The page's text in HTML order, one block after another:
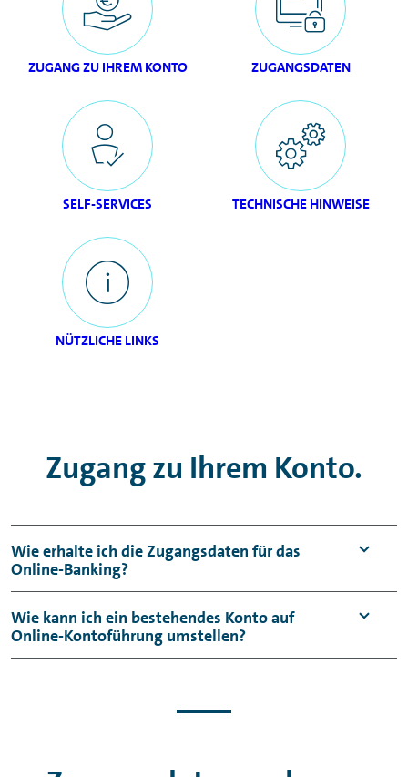
ZUGANG ZU IHREM KONTO ZUGANGSDATEN
SELF-SERVICES TECHNISCHE HINWEISE
NÜTZLICHE LINKS
Zugang zu Ihrem Konto.
Wie erhalte ich die Zugangsdaten für das
Online-Banking?
Sofern Sie noch keinenOnline-Banking-
Zugang bei uns haben, benötigen Sie für die
Erstanmeldung Ihren Aktivierungsbrief und
Wie kann ich ein bestehendes Konto auf
Online-Kontoführung umstellen?
Online-Zugang automatisch mit
Für alle weiteren Tagesgeld- und Sparkonten